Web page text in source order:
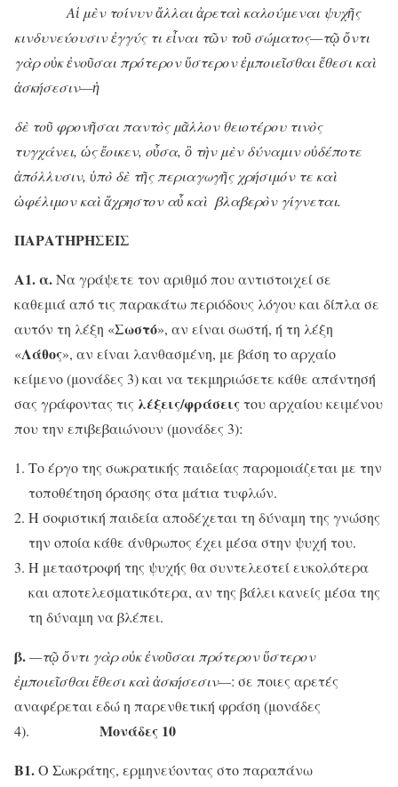
Αἱ μὲν τοίνυν ἄλλαι ἀρεταὶ καλούμεναι ψυχῆς
κινδυνεύουσιν ἐγγύς τι εἶναι τῶν τοῦ σώματος—τῷ ὄντι
γὰρ οὐκ ἐνοῦσαι πρότερον ὕστερον ἐμποιεῖσθαι ἔθεσι καὶ
ἀσκήσεσιν—ἡ
δὲ τοῦ φρονῆσαι παντὸς μᾶλλον θειοτέρου τινὸς
τυγχάνει, ὡς ἔοικεν, οὖσα, ὃ τὴν μὲν δύναμιν οὐδέποτε
ἀπόλλυσιν, ὑπὸ δὲ τῆς περιαγωγῆς χρήσιμόν τε καὶ
ὠφέλιμον καὶ ἄχρηστον αὖ καὶ βλαβερὸν γίγνεται.
ΠΑΡΑΤΗΡΗΣΕΙΣ
Α1. α.Να γράψετε τον αριθμό που αντιστοιχεί σε
καθεμιά από τις παρακάτω περιόδους λόγου και δίπλα σε
αυτόν τη λέξη «Σωστό», αν είναι σωστή, ή τη λέξη
«Λάθος», αν είναι λανθασμένη, με βάση το αρχαίο
κείμενο (μονάδες 3) και να τεκμηριώσετε κάθε απάντησή
σας γράφοντας τις λέξεις/φράσειςτου αρχαίου κειμένου
που την επιβεβαιώνουν (μονάδες 3):
Το έργο της σωκρατικής παιδείας παρομοιάζεται με την
τοποθέτηση όρασης στα μάτια τυφλών.
Η σοφιστική παιδεία αποδέχεται τη δύναμη της γνώσης
την οποία κάθε άνθρωπος έχει μέσα στην ψυχή του.
Η μεταστροφή της ψυχής θα συντελεστεί ευκολότερα
και αποτελεσματικότερα, αν της βάλει κανείς μέσα της
τη δύναμη να βλέπει.
β.—τῷ ὄντι γὰρ οὐκ ἐνοῦσαι πρότερον ὕστερον
ἐμποιεῖσθαι ἔθεσι καὶ ἀσκήσεσιν—: σε ποιες αρετές
αναφέρεται εδώ η παρενθετική φράση (μονάδες
4). Μονάδες 10
Β1.Ο Σωκράτης, ερμηνεύοντας στο παραπάνω